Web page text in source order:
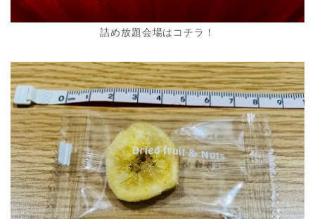
詰め放題会場はコチラ！